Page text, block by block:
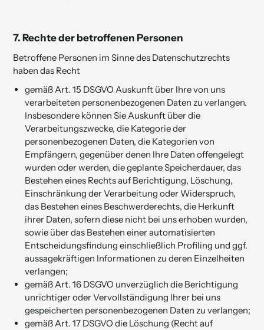
7.Rechte der betroffenen Personen
Betroffene Personen im Sinne des Datenschutzrechts
haben das Recht
gemäß Art. 15 DSGVO Auskunft über Ihre von uns
verarbeiteten personen­bezogenen Daten zu verlangen.
Insbesondere können Sie Auskunft über die
Verarbeitungszwecke, die Kategorie der
personenbezogenen Daten, die Kategorien von
Empfängern, gegenüber denen Ihre Daten offengelegt
wurden oder werden, die geplante Speicherdauer, das
Bestehen eines Rechts auf Berichtigung, Löschung,
Einschränkung der Verarbeitung oder Widerspruch,
das Bestehen eines Beschwerderechts, die Herkunft
ihrer Daten, sofern diese nicht bei uns erhoben wurden,
sowie über das Bestehen einer automatisierten
Entscheidungsfindung einschließlich Profiling und ggf.
aussagekräftigen Informationen zu deren Einzelheiten
verlangen;
gemäß Art. 16 DSGVO unverzüglich die Berichtigung
unrichtiger oder Vervollständigung Ihrer bei uns
gespeicherten personenbezogenen Daten zu verlangen;
gemäß Art. 17 DSGVO die Löschung (Recht auf